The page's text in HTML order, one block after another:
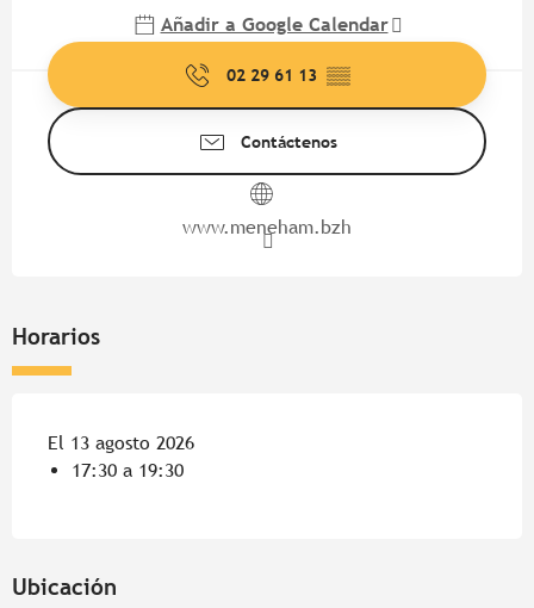
Añadir a Google Calendar
02 29 61 13 ▒▒
Contáctenos
www.meneham.bzh
Horarios
El 13 agosto 2026
17:30 a 19:30
Ubicación